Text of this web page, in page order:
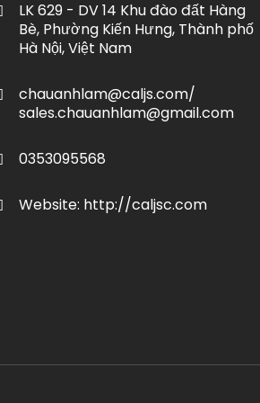
LK 629 - DV 14 Khu đào đất Hàng
Bè, Phường Kiến Hưng, Thành phố
Hà Nội, Việt Nam
chauanhlam@caljs.com/
sales.chauanhlam@gmail.com
0353095568
Website: http://caljsc.com